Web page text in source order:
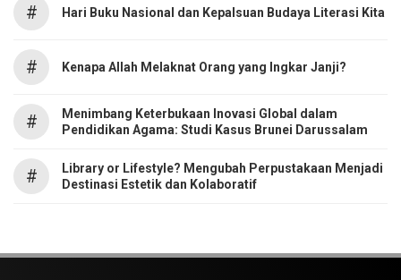
# Hari Buku Nasional dan Kepalsuan Budaya Literasi Kita
# Kenapa Allah Melaknat Orang yang Ingkar Janji?
#
Menimbang Keterbukaan Inovasi Global dalam
Pendidikan Agama: Studi Kasus Brunei Darussalam
#
Library or Lifestyle? Mengubah Perpustakaan Menjadi
Destinasi Estetik dan Kolaboratif